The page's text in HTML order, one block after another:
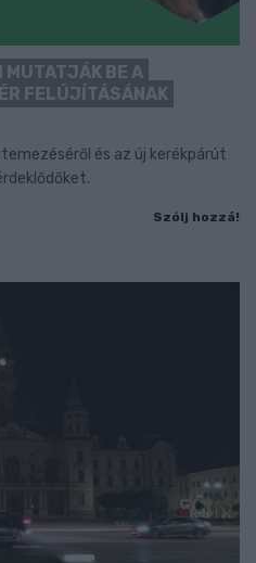
MUTATJÁK BE A
FELÚJÍTÁSÁNAK
és az új kerékpárút
Szólj hozzá!